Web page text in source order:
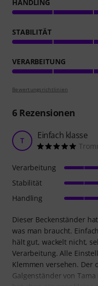
HANDLING
STABILITÄT
VERARBEITUNG
Bewertungsrichtlinien
6Rezensionen
T Einfach klasse
Dieser Beckenständer
was man braucht.
hält gut, wackelt nicht,
Verarbeitung. Alle
Klemmen versehen. Der
Galgenständer von
Verarbeitung
Stabilität
Handling